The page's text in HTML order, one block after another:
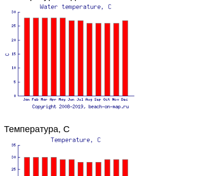
Температура, C